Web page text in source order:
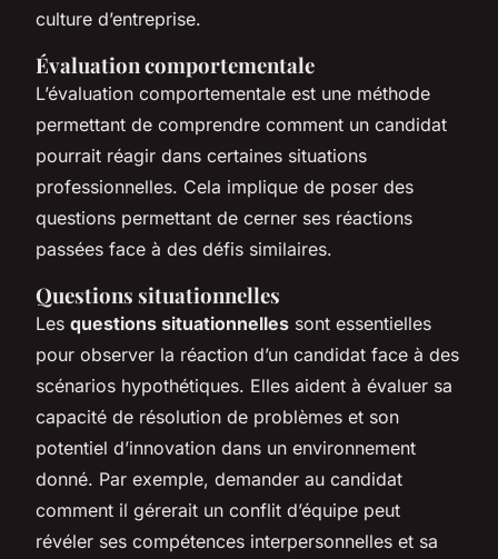
culture d’entreprise.
Évaluation comportementale
L’évaluation comportementale est une méthode
permettant de comprendre comment un candidat
pourrait réagir dans certaines situations
professionnelles. Cela implique de poser des
questions permettant de cerner ses réactions
passées face à des défis similaires.
Questions situationnelles
Les questions situationnelles sont essentielles
pour observer la réaction d’un candidat face à des
scénarios hypothétiques. Elles aident à évaluer sa
capacité de résolution de problèmes et son
potentiel d’innovation dans un environnement
donné. Par exemple, demander au candidat
comment il gérerait un conflit d’équipe peut
révéler ses compétences interpersonnelles et sa